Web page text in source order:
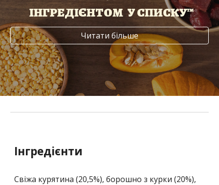
ІНГРЕДІЄНТОМ У СПИСКУ™
Читати більше
Інгредієнти
Свіжа курятина (20,5%), борошно з курки (20%),